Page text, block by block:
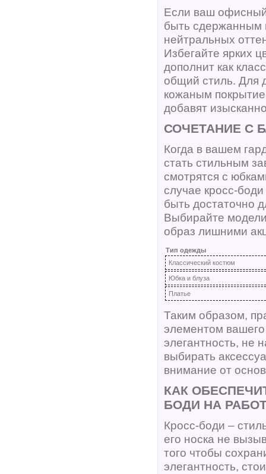
Если ваш офисный
быть сдержанным
нейтральных
Избегайте ярких
дополнит как
общий стиль. Для
кожаным
добавят
СОЧЕТАНИЕ С
Когда в вашем
стать стильным
смотрятся с
случае кросс-
быть достаточно
Выбирайте
образ лишними
Тип одежды
Классический костюм
Юбка и блуза
Платье
Таким образом,
элементом вашего
элегантность, не
выбирать
внимание от
КАК
БОДИ НА
Кросс-боди –
его носка не
того чтобы
элегантность,